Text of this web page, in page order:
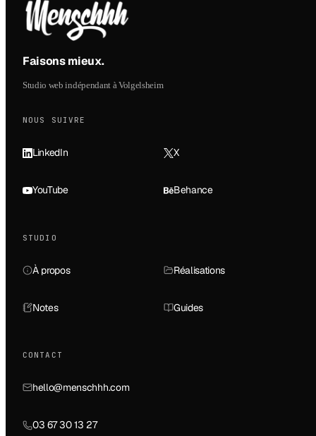
Faisons mieux.
Studio web indépendant à Volgelsheim
NOUS SUIVRE
LinkedIn X
YouTube Behance
STUDIO
À propos Réalisations
Notes Guides
CONTACT
hello@menschhh.com
03 67 30 13 27